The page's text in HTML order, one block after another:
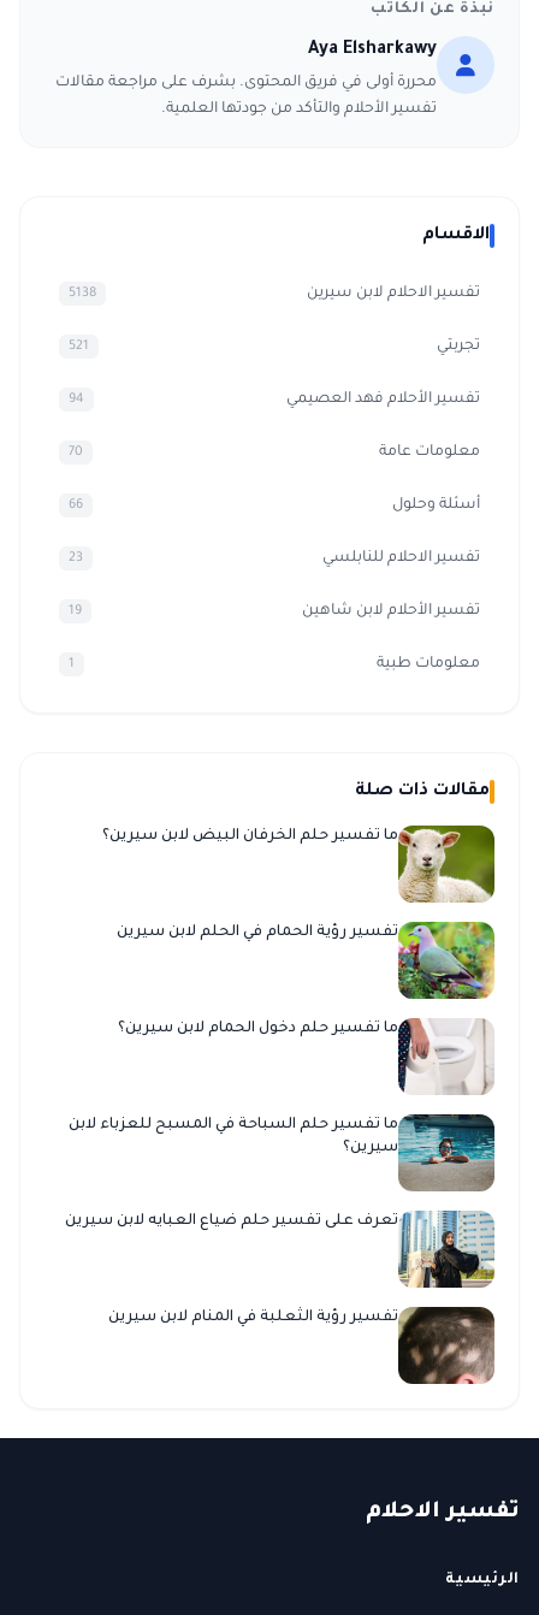
نبذة عن الكاتب
Aya Elsharkawy
محررة أولى في فريق المحتوى. بشرف على مراجعة مقالات
تفسير الأحلام والتأكد من جودتها العلمية.
الاقسام
تفسير الاحلام لابن سيرين 5138
تجربتي 521
تفسير الأحلام فهد العصيمي 94
معلومات عامة 70
أسئلة وحلول 66
تفسير الاحلام للنابلسي 23
تفسير الأحلام لابن شاهين 19
معلومات طبية 1
مقالات ذات صلة
ما تفسير حلم الخرفان البيض لابن سيرين؟
تفسير رؤية الحمام في الحلم لابن سيرين
ما تفسير حلم دخول الحمام لابن سيرين؟
ما تفسير حلم السباحة في المسبح للعزباء لابن
سيرين؟
تعرف على تفسير حلم ضياع العبايه لابن سيرين
تفسير رؤية الثعلبة في المنام لابن سيرين
تفسير الاحلام
الرئيسية